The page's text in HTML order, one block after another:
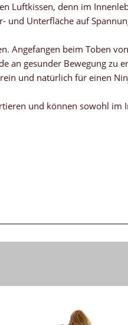
Luftkissen, denn im
und Unterfläche auf
Angefangen beim Toben
an gesunder Bewegung zu
und natürlich für einen
und können sowohl im